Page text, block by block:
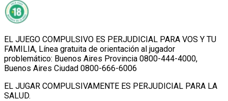
EL JUEGO COMPULSIVO ES PERJUDICIAL PARA VOS Y TU
FAMILIA, Línea gratuita de orientación al jugador
problemático: Buenos Aires Provincia 0800-444-4000,
Buenos Aires Ciudad 0800-666-6006
EL JUGAR COMPULSIVAMENTE ES PERJUDICIAL PARA LA
SALUD.